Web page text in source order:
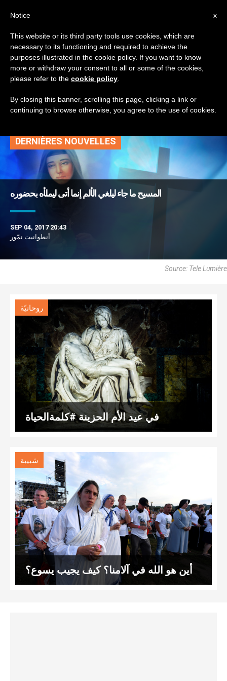
TAG
Posts Tagged ‘معنى
الألم’
DERNIÈRES NOUVELLES
المسيح ما جاء ليلغي الألم إنما أتى ليملأه بحضوره
SEP 04, 2017 20:43
أنطوانيت نمّور
Source: Tele Lumière
روحانيّة
في عيد الأم الحزينة #كلمةالحياة
شبيبة
أين هو الله في آلامنا؟ كيف يجيب يسوع؟
x
Notice
This website or its third party tools use cookies, which are
necessary to its functioning and required to achieve the
purposes illustrated in the cookie policy. If you want to know
more or withdraw your consent to all or some of the cookies,
please refer to the cookie policy
By closing this banner, scrolling this page, clicking a link or
continuing to browse otherwise, you agree to the use of cookies.